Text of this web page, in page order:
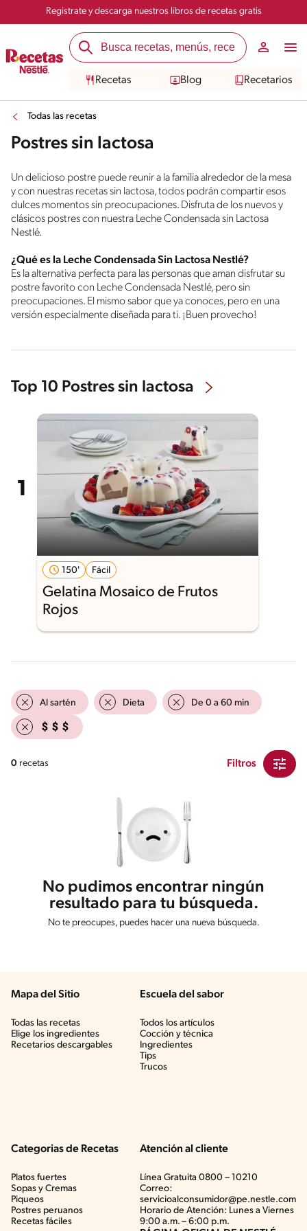
Registrate y descarga nuestros libros de recetas gratis
Recetas Blog Recetarios
Todas las recetas
Postres sin lactosa
Un delicioso postre puede reunir a la familia alrededor de la mesa
y con nuestras recetas sin lactosa, todos podrán compartir esos
dulces momentos sin preocupaciones. Disfruta de los nuevos y
clásicos postres con nuestra Leche Condensada sin Lactosa
Nestlé.
¿Qué es la Leche Condensada Sin Lactosa Nestlé?
Es la alternativa perfecta para las personas que aman disfrutar su
postre favorito con Leche Condensada Nestlé, pero sin
preocupaciones. El mismo sabor que ya conoces, pero en una
versión especialmente diseñada para ti. ¡Buen provecho!
Top 10 Postres sin lactosa
150' Fácil
Gelatina Mosaico de Frutos
Rojos
Al sartén Dieta De 0 a 60 min
0 recetas Filtros
No pudimos encontrar ningún
resultado para tu búsqueda.
No te preocupes, puedes hacer una nueva búsqueda.
Mapa del Sitio
Todas las recetas
Elige los ingredientes
Recetarios descargables
Escuela del sabor
Todos los artículos
Cocción y técnica
Ingredientes
Tips
Trucos
Categorias de Recetas
Platos fuertes
Sopas y Cremas
Piqueos
Postres peruanos
Recetas fáciles
Atención al cliente
Línea Gratuita 0800 – 10210
Correo:
servicioalconsumidor@pe.nestle.com
Horario de Atención: Lunes a Viernes
9:00 a.m. – 6:00 p.m.